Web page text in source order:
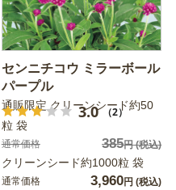
センニチコウ ミラーボール
パープル
3.0 （2）
通販限定 クリーンシード約50
粒 袋
通常価格 385円(税込)
クリーンシード約1000粒 袋
通常価格 3,960円 (税込)